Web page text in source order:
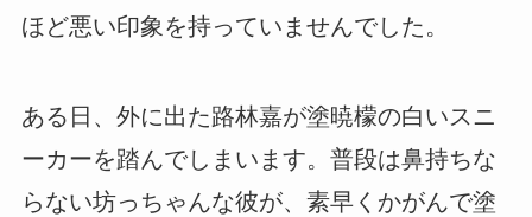
ほど悪い印象を持っていませんでした。
ある日、外に出た路林嘉が塗暁檬の白いスニ
ーカーを踏んでしまいます。普段は鼻持ちな
らない坊っちゃんな彼が、素早くかがんで塗